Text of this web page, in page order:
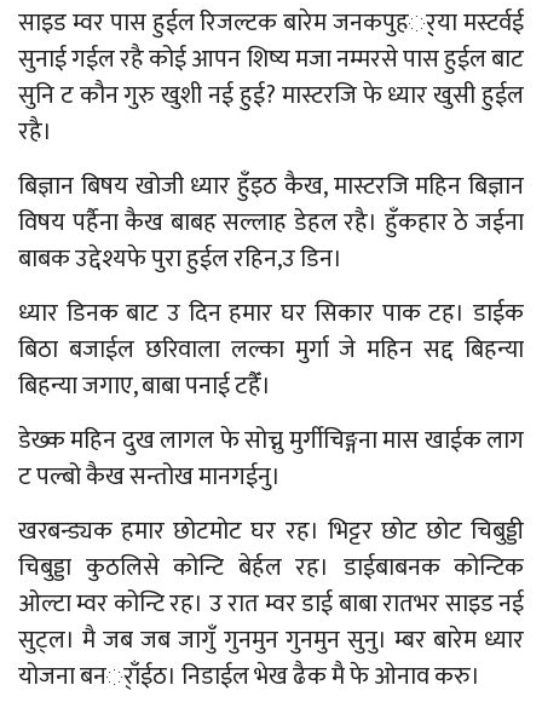
साइड म्वर पास हुईल रिजल्टक बारेम जनकपुहर््या मस्टर्वई
सुनाई गईल रहै कोई आपन शिष्य मजा नम्मरसे पास हुईल बाट
सुनि ट कौन गुरु खुशी नई हुई? मास्टरजि फे ध्यार खुसी हुईल
रहै।
बिज्ञान बिषय खोजी ध्यार हुँइठ कैख, मास्टरजि महिन बिज्ञान
विषय पर्हैना कैख बाबह सल्लाह डेहल रहै। हुँकहार ठे जईना
बाबक उद्देश्यफे पुरा हुईल रहिन,उ डिन।
ध्यार डिनक बाट उ दिन हमार घर सिकार पाक टह। डाईक
बिठा बजाईल छरिवाला लल्का मुर्गा जे महिन सद्द बिहन्या
बिहन्या जगाए, बाबा पनाई टहैँ।
डेख्क महिन दुख लागल फे सोच्नु मुर्गीचिङ्गना मास खाईक लाग
ट पल्बो कैख सन्तोख मानगईनु।
खरबन्ड्यक हमार छोटमोट घर रह। भिट्टर छोट छोट चिबुड्डी
चिबुड्डा कुठलिसे कोन्टि बेर्हल रह। डाईबाबनक कोन्टिक
ओल्टा म्वर कोन्टि रह। उ रात म्वर डाई बाबा रातभर साइड नई
सुट्ल। मै जब जब जागुँ गुनमुन गुनमुन सुनु। म्बर बारेम ध्यार
योजना बनर्ाँईठ। निडाईल भेख ढैक मै फे ओनाव करु।